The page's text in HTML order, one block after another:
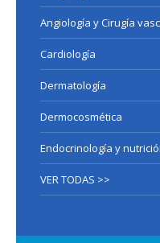
Angiología y Cirugía
Cardiología
Dermatología
Dermocosmética
Endocrinología y
VER TODAS >>